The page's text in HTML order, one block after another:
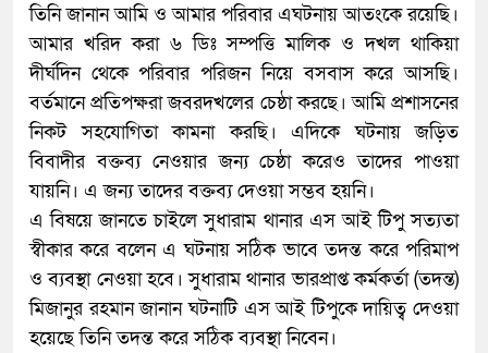
তিনি জানান আমি ও আমার পরিবার এঘটনায় আতংকে রয়েছি।
আমার খরিদ করা ৬ ডিঃ সম্পত্তি মালিক ও দখল থাকিয়া
দীর্ঘদিন থেকে পরিবার পরিজন নিয়ে বসবাস করে আসছি।
বর্তমানে প্রতিপক্ষরা জবরদখলের চেষ্ঠা করছে। আমি প্রশাসনের
নিকট সহযোগিতা কামনা করছি। এদিকে ঘটনায় জড়িত
বিবাদীর বক্তব্য নেওয়ার জন্য চেষ্ঠা করেও তাদের পাওয়া
যায়নি। এ জন্য তাদের বক্তব্য দেওয়া সম্ভব হয়নি।
এ বিষয়ে জানতে চাইলে সুধারাম থানার এস আই টিপু সত্যতা
স্বীকার করে বলেন এ ঘটনায় সঠিক ভাবে তদন্ত করে পরিমাপ
ও ব্যবস্থা নেওয়া হবে। সুধারাম থানার ভারপ্রাপ্ত কর্মকর্তা (তদন্ত)
মিজানুর রহমান জানান ঘটনাটি এস আই টিপুকে দায়িত্ব দেওয়া
হয়েছে তিনি তদন্ত করে সঠিক ব্যবস্থা নিবেন।